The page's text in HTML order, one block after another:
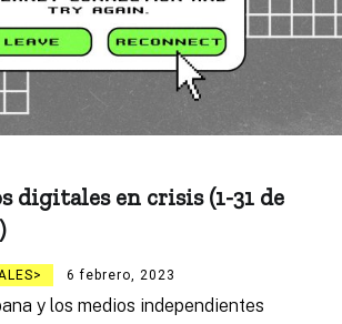
digitales en crisis (1-31 de
6 febrero, 2023
y los medios independientes